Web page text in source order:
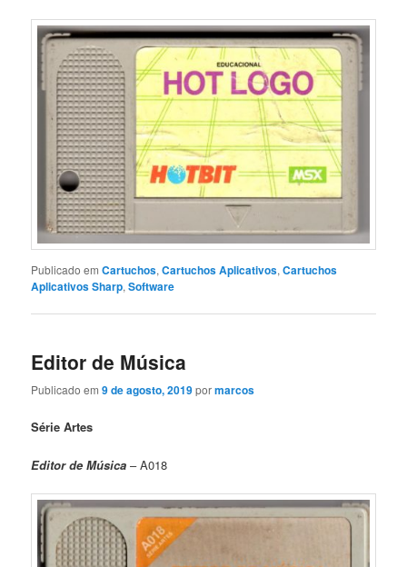
Publicado em Cartuchos,Cartuchos Aplicativos,Cartuchos
Aplicativos Sharp,Software
Editor de Música
Publicado em9 de agosto, 2019pormarcos
Série Artes
Editor de Música – A018